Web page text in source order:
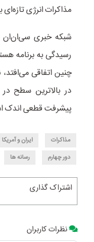
مذاکرات انرژی
شبکه خبری سی‌ان‌ان
رسیدگی به برنامه
چنین اتفاقی
در بالاترین سطح
پیشرفت قطعی اندک
مذاکرات ایران و آمریکا
دور چهارم
رسانه ها
اشتراک گذاری
نظرات کاربران